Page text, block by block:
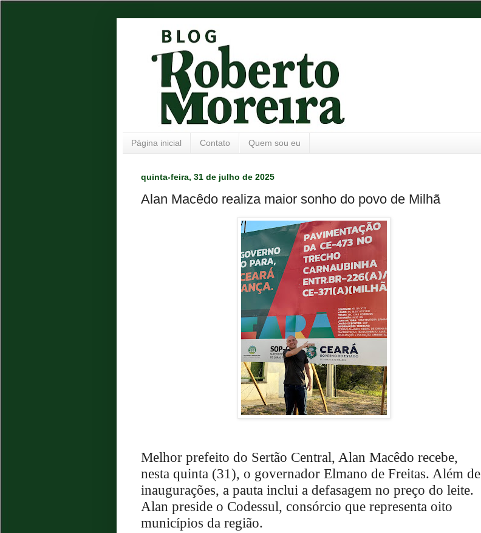
Página inicial Contato Quem sou eu
quinta-feira, 31 de julho de 2025
Alan Macêdo realiza maior sonho do povo de Milhã
Melhor prefeito do Sertão Central, Alan Macêdo recebe,
nesta quinta (31), o governador Elmano de Freitas. Além de
inaugurações, a pauta inclui a defasagem no preço do leite.
Alan preside o Codessul, consórcio que representa oito
municípios da região.